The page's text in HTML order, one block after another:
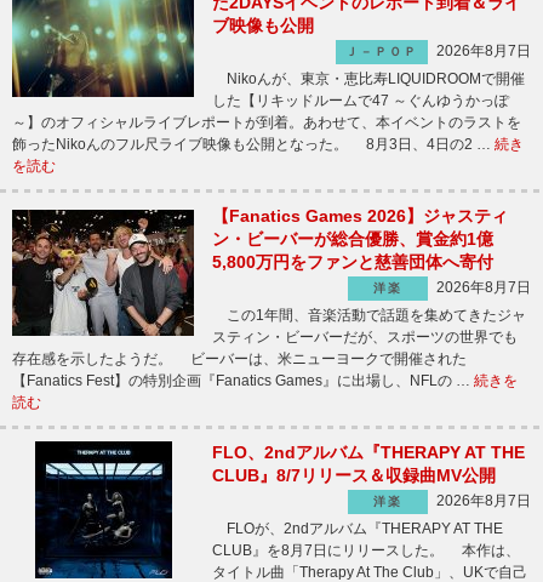
ブ映像も公開
Ｊ－ＰＯＰ
2026年8月7日
Nikoんが、東京・恵比寿LIQUIDROOMで開催
した【リキッドルームで47 ～ぐんゆうかっぽ
～】のオフィシャルライブレポートが到着。あわせて、本イベントのラストを
飾ったNikoんのフル尺ライブ映像も公開となった。 8月3日、4日の2 … 続き
を読む
【Fanatics Games 2026】ジャスティ
ン・ビーバーが総合優勝、賞金約1億
5,800万円をファンと慈善団体へ寄付
洋楽
2026年8月7日
この1年間、音楽活動で話題を集めてきたジャ
スティン・ビーバーだが、スポーツの世界でも
存在感を示したようだ。 ビーバーは、米ニューヨークで開催された
【Fanatics Fest】の特別企画『Fanatics Games』に出場し、NFLの … 続きを
読む
FLO、2ndアルバム『THERAPY AT THE
CLUB』8/7リリース＆収録曲MV公開
洋楽
2026年8月7日
FLOが、2ndアルバム『THERAPY AT THE
CLUB』を8月7日にリリースした。 本作は、
タイトル曲「Therapy At The Club」、UKで自己